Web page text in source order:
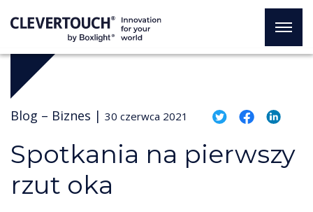
Blog – Biznes | 30 czerwca 2021
Spotkania na pierwszy
rzut oka